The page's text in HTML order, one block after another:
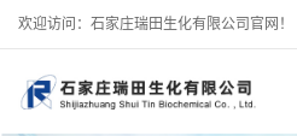
欢迎访问：石家庄瑞田生化有限公司官网！